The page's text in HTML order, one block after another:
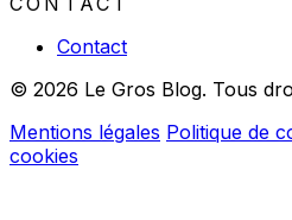
Contact
© 2026 Le Gros Blog. Tous
Mentions légales Politique de
cookies